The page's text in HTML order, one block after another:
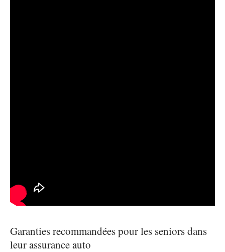
Garanties recommandées pour les seniors dans
leur assurance auto